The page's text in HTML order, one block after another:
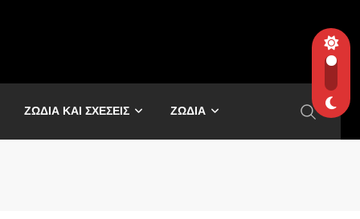
ΖΩΔΙΑ ΚΑΙ ΣΧΕΣΕΙΣ ΖΩΔΙΑ